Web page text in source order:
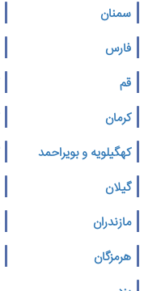
سمنان
فارس
قم
کرمان
کهگیلویه و بویراحمد
گیلان
مازندران
هرمزگان